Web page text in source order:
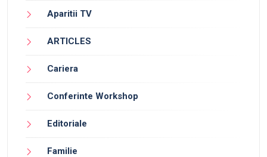
Aparitii TV
ARTICLES
Cariera
Conferinte Workshop
Editoriale
Familie